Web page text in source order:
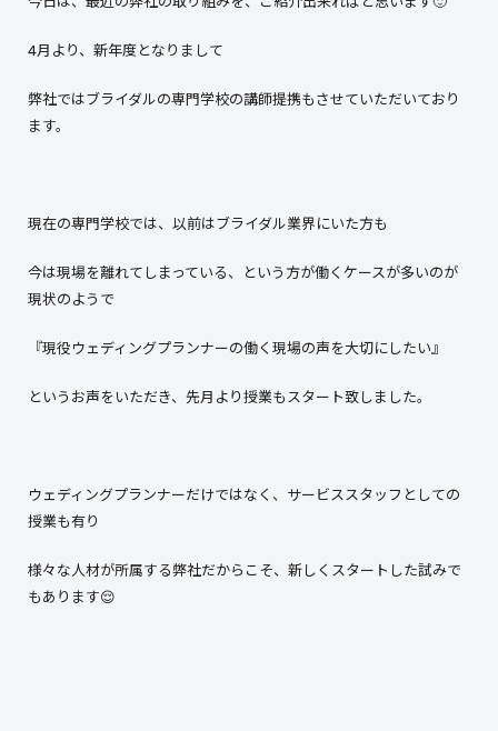
4月より、新年度となりまして
弊社ではブライダルの専門学校の講師提携もさせていただいており
ます。
現在の専門学校では、以前はブライダル業界にいた方も
今は現場を離れてしまっている、という方が働くケースが多いのが
現状のようで
『現役ウェディングプランナーの働く現場の声を大切にしたい』
というお声をいただき、先月より授業もスタート致しました。
ウェディングプランナーだけではなく、サービススタッフとしての
授業も有り
様々な人材が所属する弊社だからこそ、新しくスタートした試みで
もあります😌